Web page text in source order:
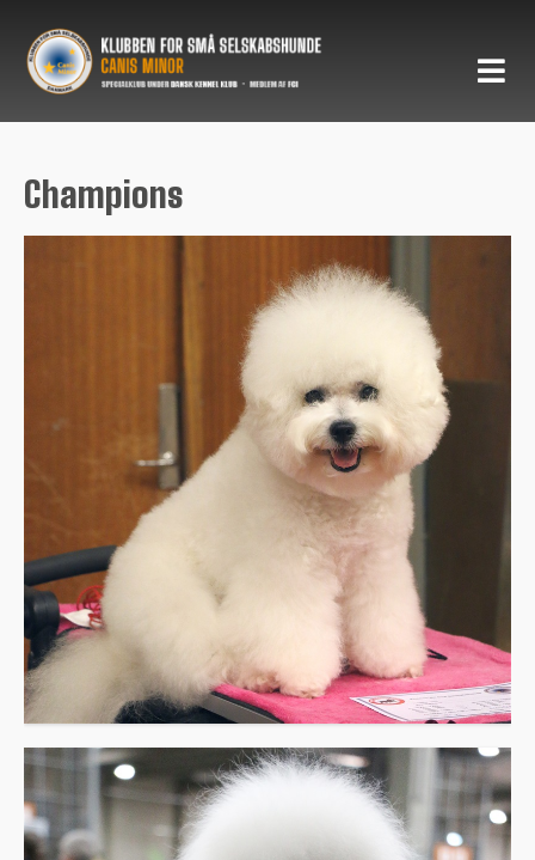
Champions